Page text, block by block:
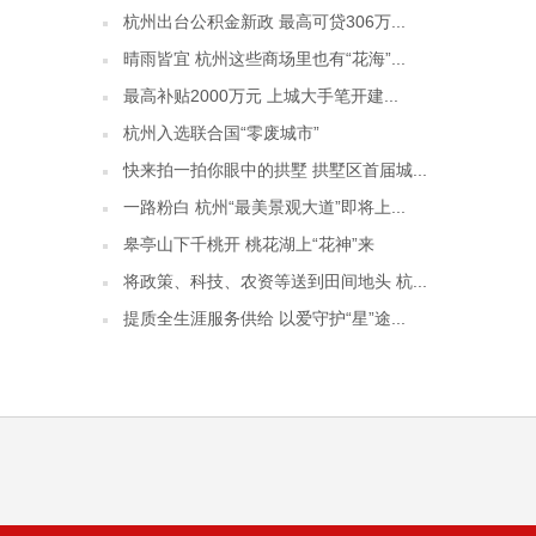
杭州出台公积金新政 最高可贷306万...
晴雨皆宜 杭州这些商场里也有“花海”...
最高补贴2000万元 上城大手笔开建...
杭州入选联合国“零废城市”
快来拍一拍你眼中的拱墅 拱墅区首届城...
一路粉白 杭州“最美景观大道”即将上...
皋亭山下千桃开 桃花湖上“花神”来
将政策、科技、农资等送到田间地头 杭...
提质全生涯服务供给 以爱守护“星”途...